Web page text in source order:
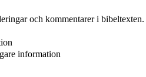
och kommentarer i
information